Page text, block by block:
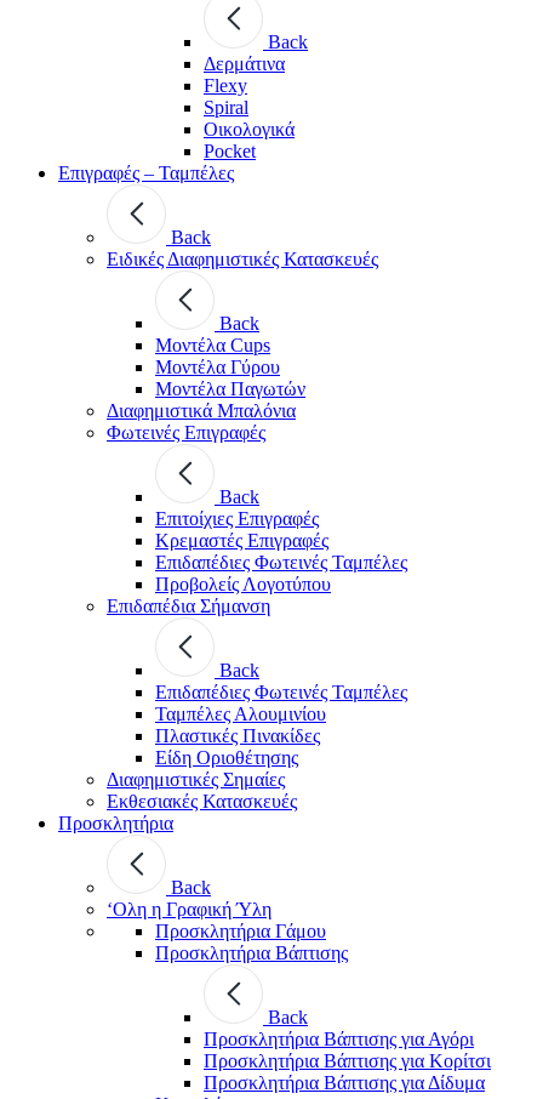
Back
Δερμάτινα
Flexy
Spiral
Οικολογικά
Pocket
Επιγραφές – Ταμπέλες
Back
Ειδικές Διαφημιστικές Κατασκευές
Back
Μοντέλα Cups
Μοντέλα Γύρου
Μοντέλα Παγωτών
Διαφημιστικά Μπαλόνια
Φωτεινές Επιγραφές
Back
Επιτοίχιες Επιγραφές
Κρεμαστές Επιγραφές
Επιδαπέδιες Φωτεινές Ταμπέλες
Προβολείς Λογοτύπου
Επιδαπέδια Σήμανση
Back
Επιδαπέδιες Φωτεινές Ταμπέλες
Ταμπέλες Αλουμινίου
Πλαστικές Πινακίδες
Είδη Οριοθέτησης
Διαφημιστικές Σημαίες
Εκθεσιακές Κατασκευές
Προσκλητήρια
Back
‘Ολη η Γραφική Ύλη
Προσκλητήρια Γάμου
Προσκλητήρια Βάπτισης
Back
Προσκλητήρια Βάπτισης για Αγόρι
Προσκλητήρια Βάπτισης για Κορίτσι
Προσκλητήρια Βάπτισης για Δίδυμα